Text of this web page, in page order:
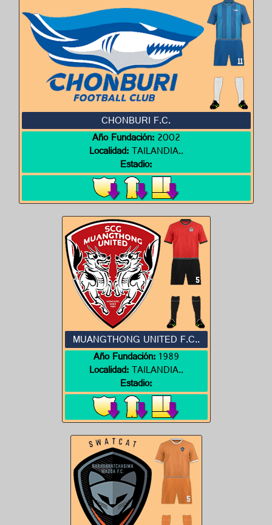
CHONBURI F.C.
Año Fundación:2002
Localidad:TAILANDIA..
Estadio:
MUANGTHONG UNITED F.C..
Año Fundación:1989
Localidad:TAILANDIA..
Estadio: